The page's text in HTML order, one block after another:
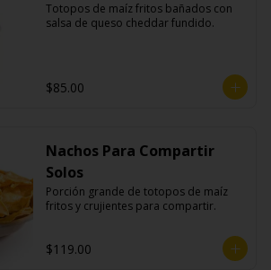
Totopos de maíz fritos bañados con
salsa de queso cheddar fundido.
$85.00
Nachos Para Compartir
Solos
Porción grande de totopos de maíz
fritos y crujientes para compartir.
$119.00